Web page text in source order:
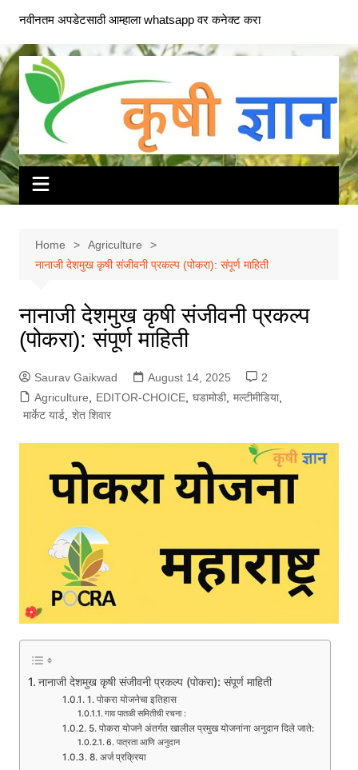
content
नवीनतम अपडेटसाठी आम्हाला whatsapp वर कनेक्ट करा
Home
Agriculture
नानाजी देशमुख कृषी संजीवनी प्रकल्प (पोकरा): संपूर्ण माहिती
नानाजी देशमुख कृषी संजीवनी प्रकल्प
(पोकरा): संपूर्ण माहिती
Saurav Gaikwad August 14, 2025
2
Agriculture, EDITOR-CHOICE, घडामोडी, मल्टीमीडिया,
मार्केट यार्ड, शेत शिवार
नानाजी देशमुख कृषी संजीवनी प्रकल्प (पोकरा): संपूर्ण माहिती
1. पोकरा योजनेचा इतिहास
गाव पातळी समितीची रचना :
5. पोकरा योजने अंतर्गत खालील प्रमुख योजनांना अनुदान दिले जाते:
6. पात्रता आणि अनुदान
8. अर्ज प्रक्रिया